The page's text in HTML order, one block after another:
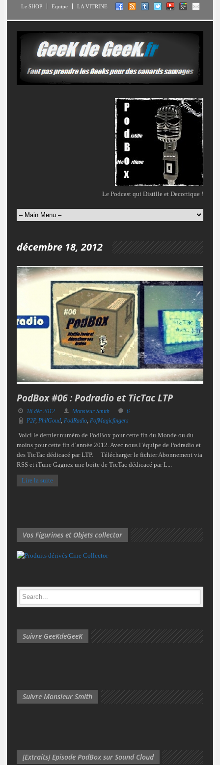
Le SHOP Equipe LA VITRINE
Le Podcast qui Distille et Decortique !
décembre 18, 2012
PodBox #06 : Podradio et TicTac LTP
18 déc 2012 Monsieur Smith
6
P2P, PhilGoud, PodRadio, PofMagicfingers
Voici le dernier numéro de PodBox pour cette fin du Monde ou du
moins pour cette fin d’année 2012. Avec nous l’équipe de Podradio et
des TicTac dédicacé par LTP. Télécharger le fichier Abonnement via
RSS et iTune Gagnez une boite de TicTac dédicacé par L...
Lire la suite
Vos Figurines et Objets collector
Suivre GeeKdeGeeK
Suivre Monsieur Smith
[Extraits] Episode PodBox sur Sound Cloud